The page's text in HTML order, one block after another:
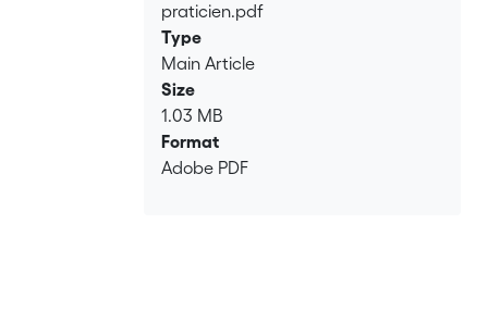
praticien.pdf
Type
Main Article
Size
1.03 MB
Format
Adobe PDF